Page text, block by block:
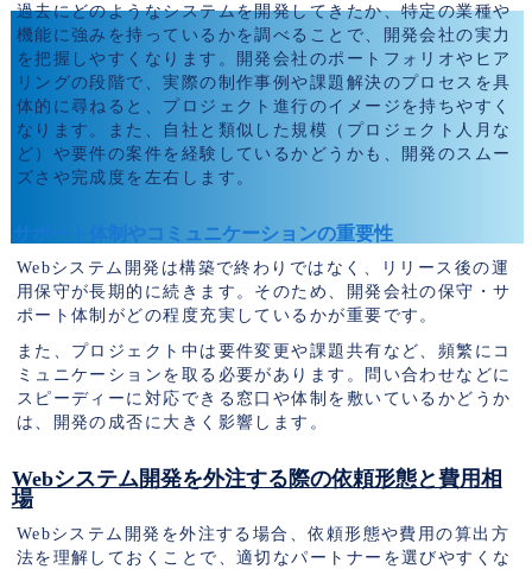
過去にどのようなシステムを開発してきたか、特定の業種や
機能に強みを持っているかを調べることで、開発会社の実力
を把握しやすくなります。開発会社のポートフォリオやヒア
リングの段階で、実際の制作事例や課題解決のプロセスを具
体的に尋ねると、プロジェクト進行のイメージを持ちやすく
なります。また、自社と類似した規模（プロジェクト人月な
ど）や要件の案件を経験しているかどうかも、開発のスムー
ズさや完成度を左右します。
サポート体制やコミュニケーションの重要性
Webシステム開発は構築で終わりではなく、リリース後の運
用保守が長期的に続きます。そのため、開発会社の保守・サ
ポート体制がどの程度充実しているかが重要です。
また、プロジェクト中は要件変更や課題共有など、頻繁にコ
ミュニケーションを取る必要があります。問い合わせなどに
スピーディーに対応できる窓口や体制を敷いているかどうか
は、開発の成否に大きく影響します。
Webシステム開発を外注する際の依頼形態と費用相
場
Webシステム開発を外注する場合、依頼形態や費用の算出方
法を理解しておくことで、適切なパートナーを選びやすくな